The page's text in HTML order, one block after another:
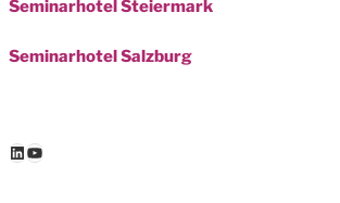
Seminarhotel Steiermark
Seminarhotel Salzburg
LinkedIn
YouTube